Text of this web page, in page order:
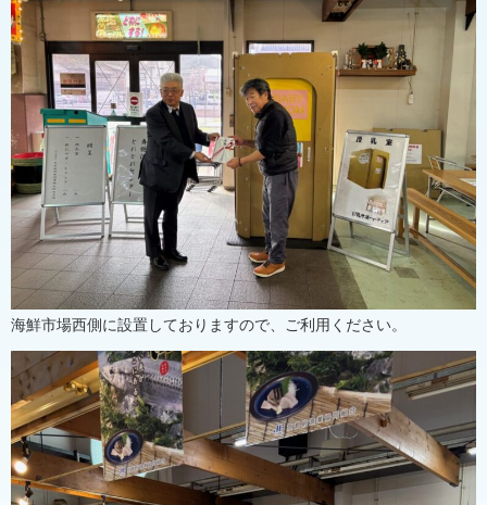
海鮮市場西側に設置しておりますので、ご利用ください。